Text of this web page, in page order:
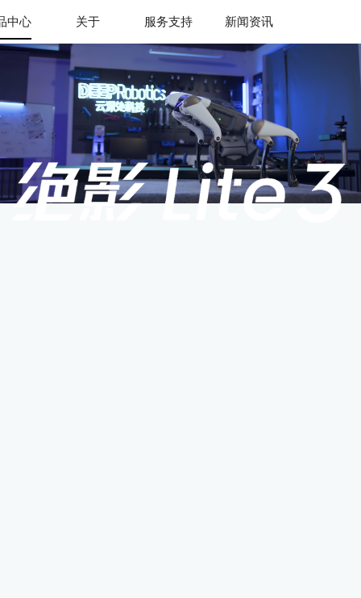
中心 关于
jiuyou.com九
游
服务支持 新闻资讯